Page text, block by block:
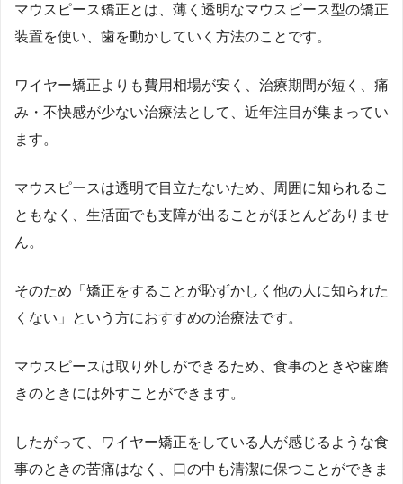
マウスピース矯正とは、薄く透明なマウスピース型の矯正
装置を使い、歯を動かしていく方法のことです。
ワイヤー矯正よりも費用相場が安く、治療期間が短く、痛
み・不快感が少ない治療法として、近年注目が集まってい
ます。
マウスピースは透明で目立たないため、周囲に知られるこ
ともなく、生活面でも支障が出ることがほとんどありませ
ん。
そのため「矯正をすることが恥ずかしく他の人に知られた
くない」という方におすすめの治療法です。
マウスピースは取り外しができるため、食事のときや歯磨
きのときには外すことができます。
したがって、ワイヤー矯正をしている人が感じるような食
事のときの苦痛はなく、口の中も清潔に保つことができま